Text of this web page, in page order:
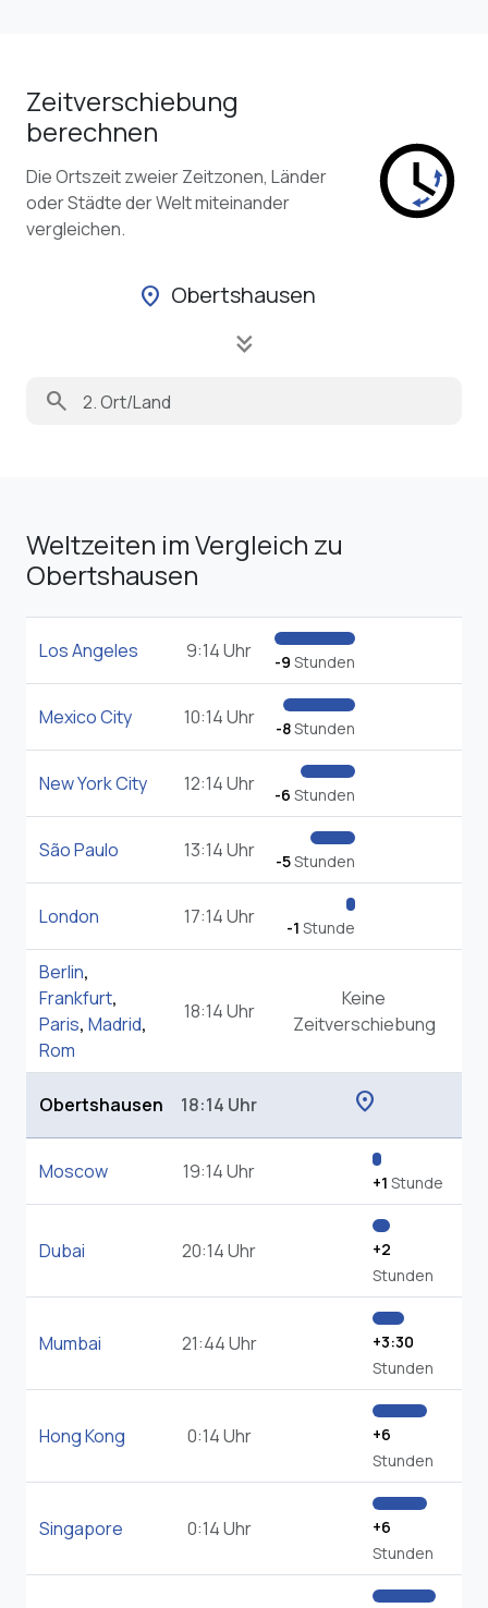
Zeitverschiebung
berechnen
Die Ortszeit zweier Zeitzonen, Länder
oder Städte der Welt miteinander
vergleichen.
location_on Obertshausen
keyboard_double_arrow_down
search
Weltzeiten im Vergleich zu
Obertshausen
Los Angeles 9:14 Uhr -9 Stunden
Mexico City 10:14 Uhr -8Stunden
New York City 12:14 Uhr -6 Stunden
São Paulo 13:14 Uhr -5Stunden
London 17:14 Uhr -1 Stunde
Berlin,
Frankfurt,
Paris, Madrid,
Rom
18:14 Uhr
Keine
Zeitverschiebung
Obertshausen 18:14 Uhr location_on
Moscow 19:14 Uhr +1 Stunde
Dubai 20:14 Uhr
+2
Stunden
Mumbai 21:44 Uhr
+3:30
Stunden
Hong Kong 0:14 Uhr
+6
Stunden
Singapore 0:14 Uhr
+6
Stunden